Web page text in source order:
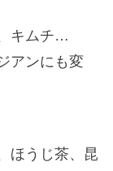
キムチ…
アンにも変
ほうじ茶、昆